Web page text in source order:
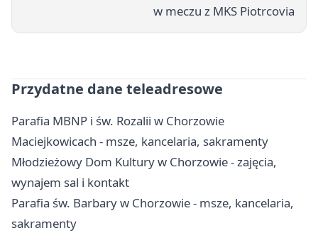
w meczu z MKS Piotrcovia
Przydatne dane teleadresowe
Parafia MBNP i św. Rozalii w Chorzowie
Maciejkowicach - msze, kancelaria, sakramenty
Młodzieżowy Dom Kultury w Chorzowie - zajęcia,
wynajem sal i kontakt
Parafia św. Barbary w Chorzowie - msze, kancelaria,
sakramenty